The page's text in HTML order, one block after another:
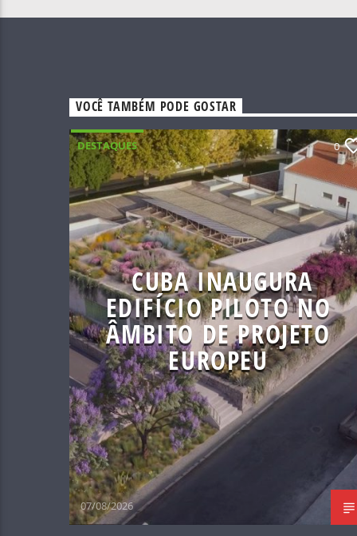
VOCÊ TAMBÉM PODE GOSTAR
DESTAQUES 0
CUBA INAUGURA
EDIFÍCIO PILOTO NO
ÂMBITO DE PROJETO
EUROPEU
07/08/2026